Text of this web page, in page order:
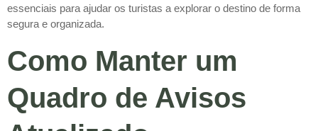
essenciais para ajudar os turistas a explorar o destino de forma
segura e organizada.
Como Manter um
Quadro de Avisos